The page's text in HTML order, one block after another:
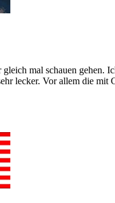
mal schauen gehen.
lecker. Vor allem die mit